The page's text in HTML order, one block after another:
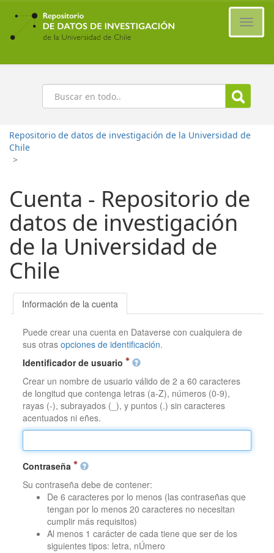
Ir
contenido
principal
Buscar
Repositorio de datos de investigación de la Universidad de
Chile
>
Cuenta - Repositorio de
datos de investigación
de la Universidad de
Chile
Información de la cuenta
Puede crear una cuenta en Dataverse con cualquiera de
sus otrasopciones de identificación.
Identificador de usuario
Crear un nombre de usuario válido de 2 a 60 caracteres
de longitud que contenga letras (a-Z), números (0-9),
rayas (-), subrayados (_), y puntos (.) sin caracteres
acentuados ni eñes.
Contraseña
Su contraseña debe de contener:
De 6 caracteres por lo menos (las contraseñas que
tengan por lo menos 20 caracteres no necesitan
cumplir más requisitos)
Al menos 1 carácter de cada tiene que ser de los
siguientes tipos: letra, nÚmero